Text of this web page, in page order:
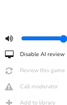
21:48] est_ [5k
21:49 tomms
21:49
14:41]
Disable AI review
Review this game
Call moderator
Add to library